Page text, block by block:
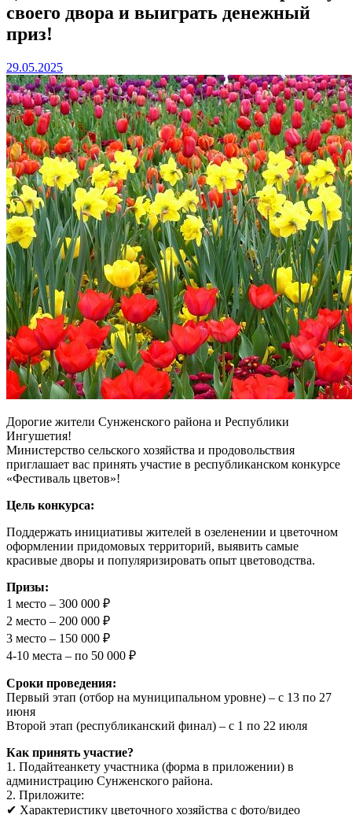
своего двора и выиграть денежный
приз!
29.05.2025
Дорогие жители Сунженского района и Республики
Ингушетия!
Министерство сельского хозяйства и продовольствия
приглашает вас принять участие в республиканском конкурсе
«Фестиваль цветов»!
Цель конкурса:
Поддержать инициативы жителей в озеленении и цветочном
оформлении придомовых территорий, выявить самые
красивые дворы и популяризировать опыт цветоводства.
Призы:
1 место – 300 000 ₽
2 место – 200 000 ₽
3 место – 150 000 ₽
4-10 места – по 50 000 ₽
Сроки проведения:
Первый этап (отбор на муниципальном уровне) – с 13 по 27
июня
Второй этап (республиканский финал) – с 1 по 22 июля
Как принять участие?
1. Подайтеанкету участника (форма в приложении) в
администрацию Сунженского района.
2. Приложите:
✔ Характеристику цветочного хозяйства с фото/видео